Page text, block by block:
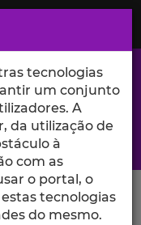
no Iscte
tecnologias
um conjunto
A
da utilização de
à
com as
o portal, o
tecnologias
do mesmo.